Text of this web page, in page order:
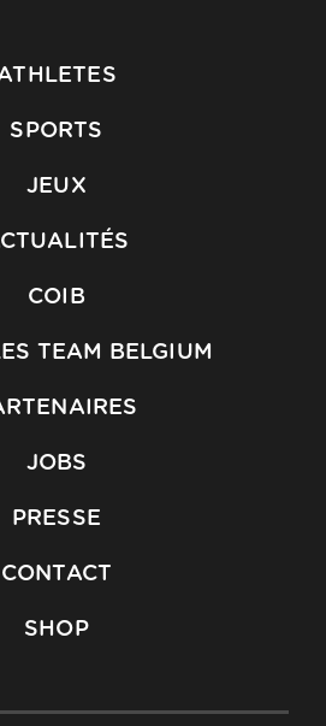
SPORTS
JEUX
COIB
TEAM BELGIUM
JOBS
PRESSE
CONTACT
SHOP